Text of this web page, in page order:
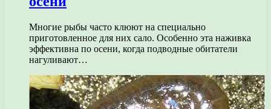
Многие рыбы часто клюют на специально
приготовленное для них сало. Особенно эта наживка
эффективна по осени, когда подводные обитатели
нагуливают…